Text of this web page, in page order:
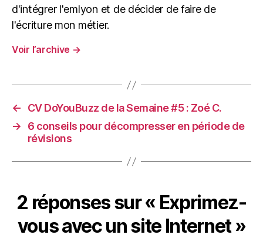
d'intégrer l'emlyon et de décider de faire de
l'écriture mon métier.
Voir l’archive →
←
CV DoYouBuzz de la Semaine #5 : Zoé C.
→
6 conseils pour décompresser en période de
révisions
2 réponses sur « Exprimez-
vous avec un site Internet »